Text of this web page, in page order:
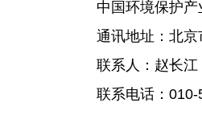
中国环境保护产
通讯地址：北
联系人：赵长江
联系电话： 010-